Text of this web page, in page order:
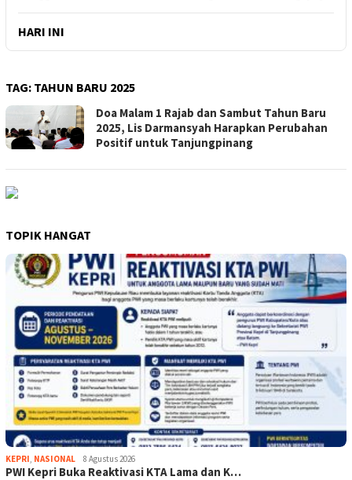
HARI INI
TAG: TAHUN BARU 2025
Doa Malam 1 Rajab dan Sambut Tahun Baru
2025, Lis Darmansyah Harapkan Perubahan
Positif untuk Tanjungpinang
TOPIK HANGAT
KEPRI NASIONAL 8 Agustus 2026
PWI Kepri Buka Reaktivasi KTA Lama dan K…